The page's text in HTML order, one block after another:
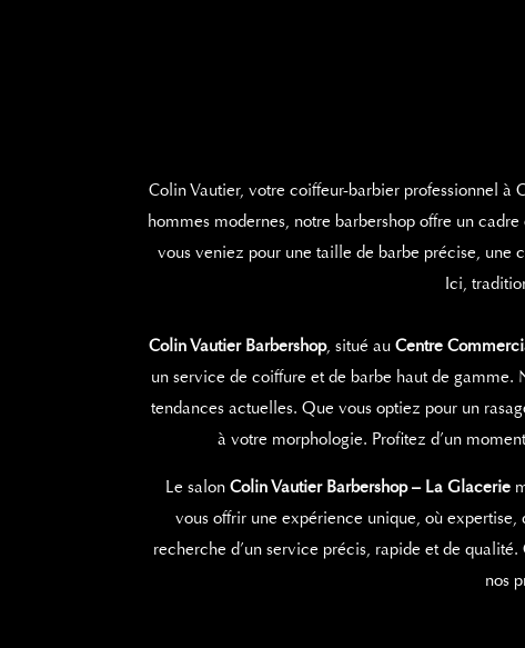
Colin Vautier, votre coiffeur-barbier professionnel
hommes modernes, notre barbershop offre un
vous veniez pour une taille de barbe précise, une
Ici,
Colin Vautier Barbershop, situé au Centre
un service de coiffure et de barbe haut de
tendances actuelles. Que vous optiez pour un
à votre morphologie. Profitez d’un
Le salon Colin Vautier Barbershop – La Glacerie
vous offrir une expérience unique, où
recherche d’un service précis, rapide et de
nos